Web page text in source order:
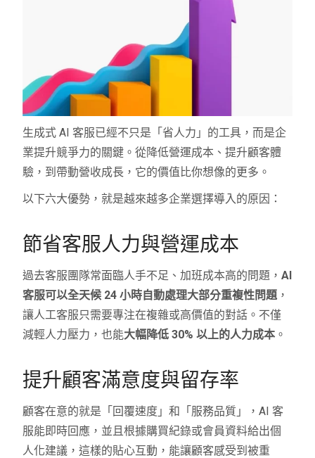
生成式 AI 客服已經不只是「省人力」的工具，而是企
業提升競爭力的關鍵。從降低營運成本、提升顧客體
驗，到帶動營收成長，它的價值比你想像的更多。
以下六大優勢，就是越來越多企業選擇導入的原因：
節省客服人力與營運成本
過去客服團隊常面臨人手不足、加班成本高的問題，AI
客服可以全天候 24 小時自動處理大部分重複性問題 ，
讓人工客服只需要專注在複雜或高價值的對話。不僅
減輕人力壓力，也能大幅降低 30% 以上的人力成本 。
提升顧客滿意度與留存率
顧客在意的就是「回覆速度」和「服務品質」，AI 客
服能即時回應，並且根據購買紀錄或會員資料給出個
人化建議，這樣的貼心互動，能讓顧客感受到被重